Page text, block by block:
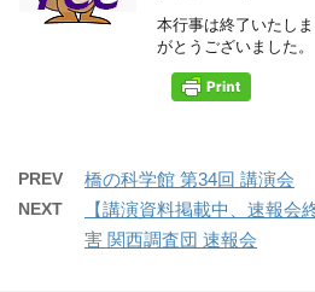
本行事は終了いたし
がとうございました
PREV 橋の科学館 第34回 講演会
NEXT
【講演資料掲載中、速報会
害 関西調査団 速報会